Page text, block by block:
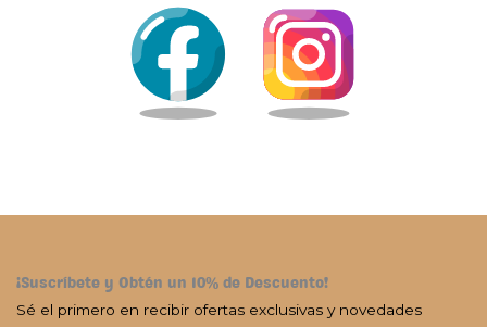
¡Suscríbete y Obtén un 10% de Descuento!
Sé el primero en recibir ofertas exclusivas y novedades